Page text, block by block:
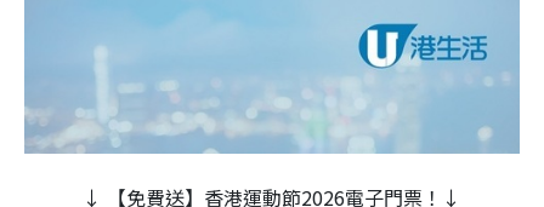
↓ 【免費送】香港運動節2026電子門票！↓